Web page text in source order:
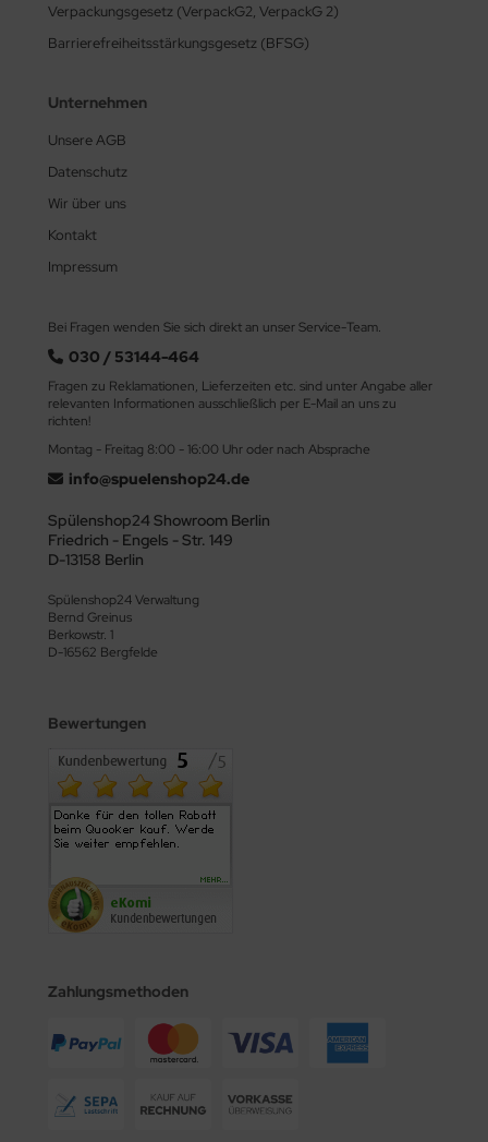
Verpackungsgesetz (VerpackG2, VerpackG 2)
Barrierefreiheitsstärkungsgesetz (BFSG)
Unternehmen
Unsere AGB
Datenschutz
Wir über uns
Kontakt
Impressum
Bei Fragen wenden Sie sich direkt an unser Service-Team.
030 / 53144-464
Fragen zu Reklamationen, Lieferzeiten etc. sind unter Angabe aller
relevanten Informationen ausschließlich per E-Mail an uns zu
richten!
Montag - Freitag 8:00 - 16:00 Uhr oder nach Absprache
info@spuelenshop24.de
Spülenshop24 Showroom Berlin
Friedrich - Engels - Str. 149
D-13158 Berlin
Spülenshop24 Verwaltung
Bernd Greinus
Berkowstr. 1
D-16562 Bergfelde
Bewertungen
Zahlungsmethoden